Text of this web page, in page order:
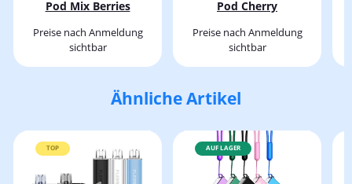
Pod Mix Berries
Preise nach Anmeldung
sichtbar
Pod Cherry
Preise nach Anmeldung
sichtbar
Ähnliche Artikel
TOP AUF LAGER